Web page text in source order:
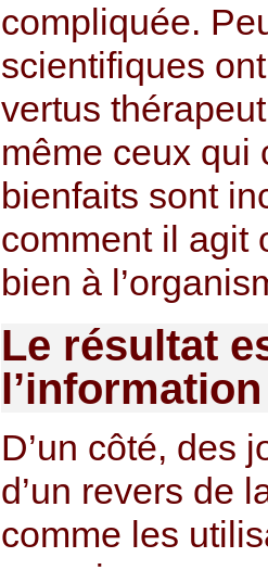
compliquée.
scientifiques
vertus
même ceux qui
bienfaits sont
comment il agit
bien à
Le résultat
D’un côté, des
d’un revers de
comme les